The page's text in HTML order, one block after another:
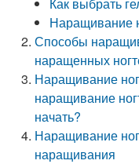
Наращивание
Способы
наращенных
Наращивание
наращивание
начать?
Наращивание
наращивания